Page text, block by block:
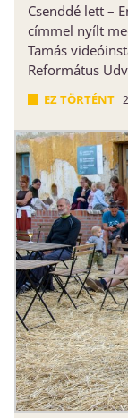
Csenddé lett –
címmel nyílt
Tamás
Református
EZ TÖRTÉNT